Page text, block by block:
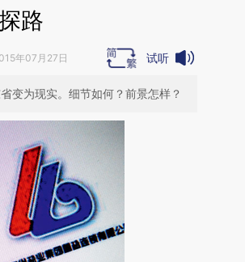
路
年07月27日 试听
变为现实。细节如何？前景怎样？